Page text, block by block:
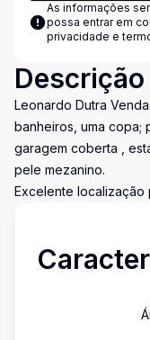
As informações
possa entrar em
privacidade e
Descrição
Leonardo Dutra
banheiros, uma copa;
garagem coberta ,
pele mezanino.
Excelente localização